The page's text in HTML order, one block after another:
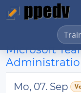
Microsoft
Mo, 07. Sep